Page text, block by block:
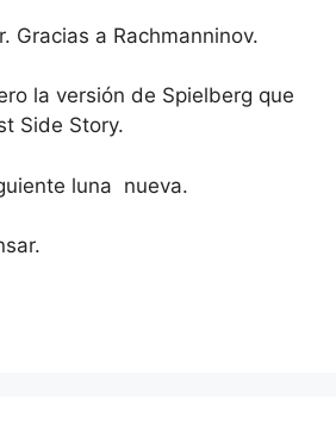
Gracias a Rachmanninov.
la versión de Spielberg que
Side Story.
luna nueva.